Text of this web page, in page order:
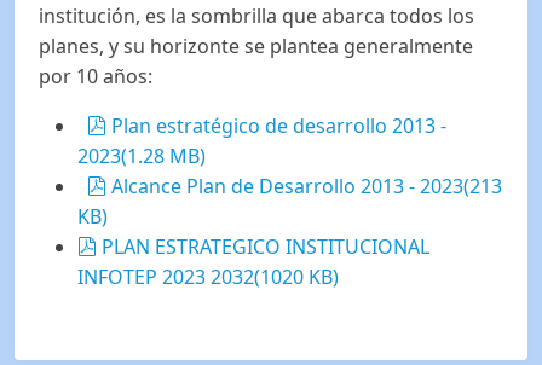
institución, es la sombrilla que abarca todos los
planes, y su horizonte se plantea generalmente
por 10 años:
pdf
Plan estratégico de desarrollo 2013 -
2023(1.28 MB)
pdf
Alcance Plan de Desarrollo 2013 - 2023(213
KB)
pdf
PLAN ESTRATEGICO INSTITUCIONAL
INFOTEP 2023 2032(1020 KB)